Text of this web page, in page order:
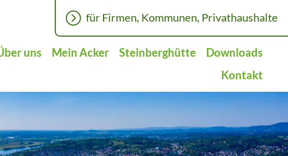
uns Mein Acker Steinberghütte
Downloads
Kontakt
für Firmen, Kommunen, Privathaushalte